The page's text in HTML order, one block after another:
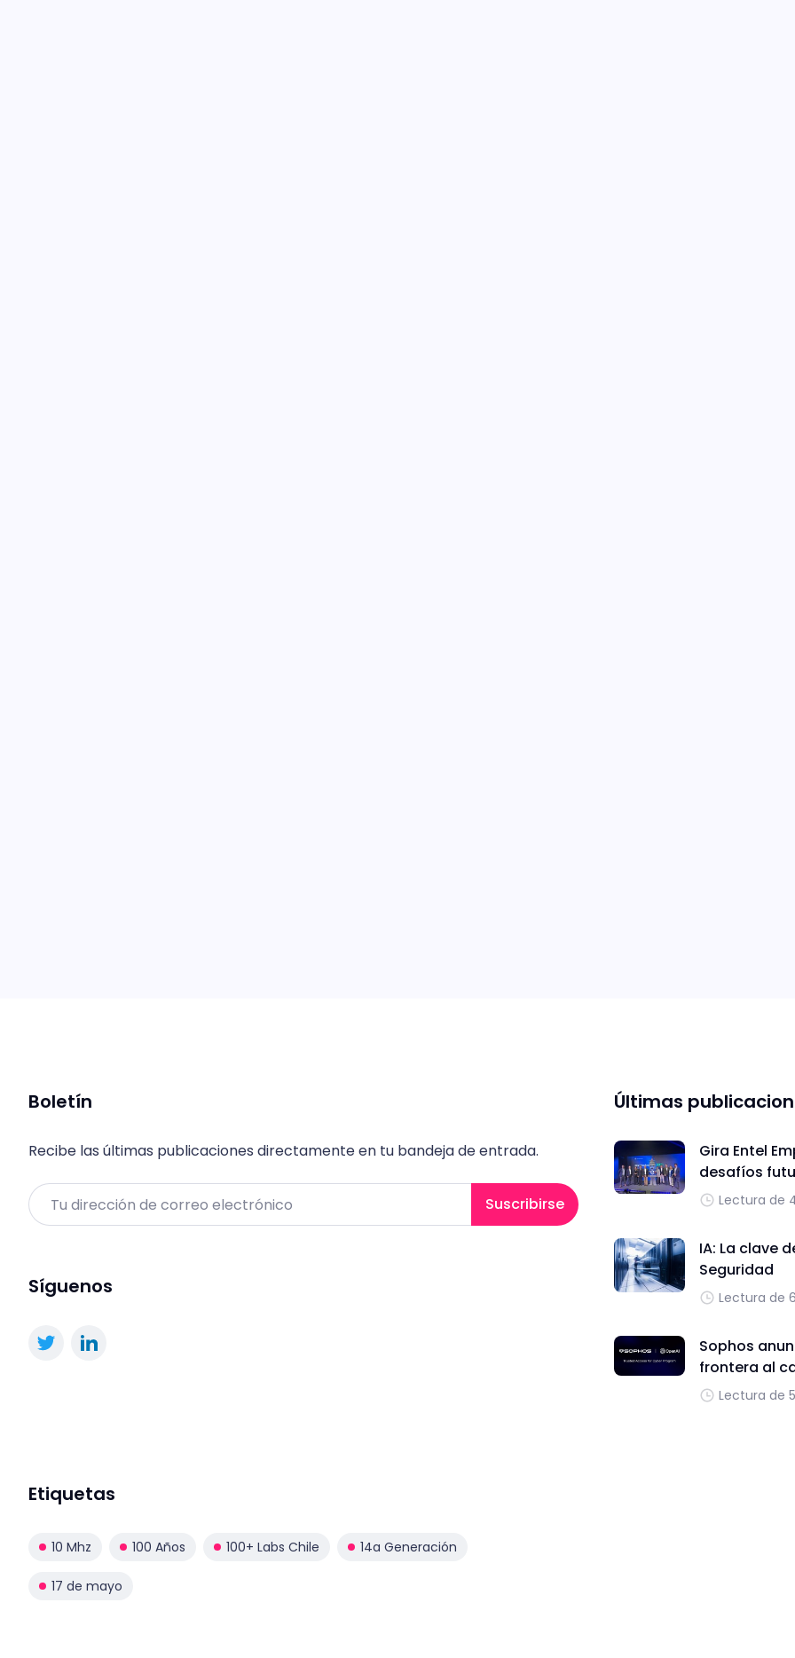
Boletín
Recibe las últimas publicaciones directamente en tu bandeja de entrada.
Email Suscribirse
Síguenos
Últimas
Gira Entel
desafíos
Lectura de
IA: La clave
Seguridad
Lectura de
Sophos
frontera al
Lectura de
Etiquetas
10 Mhz 100 Años 100+ Labs Chile 14a Generación
17 de mayo